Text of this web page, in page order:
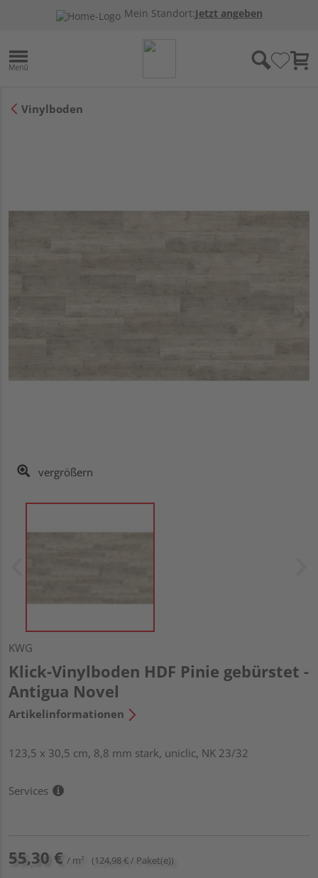
Mein Standort:Jetzt angeben
Vinylboden
vergrößern
KWG
Klick-Vinylboden HDF Pinie gebürstet -
Antigua Novel
Artikelinformationen
123,5 x 30,5 cm, 8,8 mm stark, uniclic, NK 23/32
Services
55,30 € / m² (124,98 € / Paket(e))